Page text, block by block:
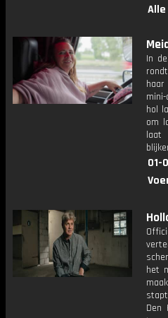
In
hol
om
laat
01-
het
Den